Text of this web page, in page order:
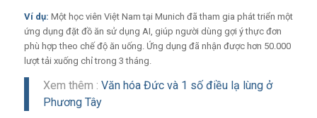
Ví dụ: Một học viên Việt Nam tại Munich đã tham gia phát triển một
ứng dụng đặt đồ ăn sử dụng AI, giúp người dùng gợi ý thực đơn
phù hợp theo chế độ ăn uống. Ứng dụng đã nhận được hơn 50.000
lượt tải xuống chỉ trong 3 tháng.
Xem thêm : Văn hóa Đức và 1 số điều lạ lùng ở
Phương Tây